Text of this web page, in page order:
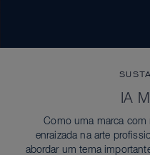
IA
Como uma marca
enraizada na arte
abordar um tema